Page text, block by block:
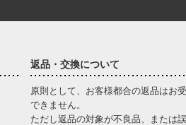
返品・交換について
原則として、お客様都合の返品はお
できません。
ただし返品の対象が不良品、または